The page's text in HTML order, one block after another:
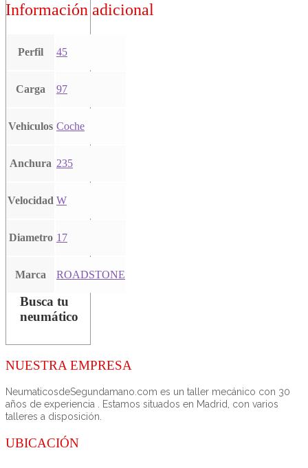
Información adicional
Perfil 45
Carga 97
Vehiculos Coche
Anchura 235
Velocidad W
Diametro 17
Marca ROADSTONE
Busca tu
neumático
NUESTRA EMPRESA
NeumaticosdeSegundamano.com es un taller mecánico con 30
años de experiencia . Estamos situados en Madrid, con varios
talleres a disposición.
UBICACIÓN